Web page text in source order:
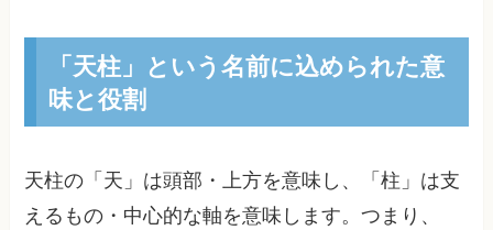
「天柱」という名前に込められた意
味と役割
天柱の「天」は頭部・上方を意味し、「柱」は支
えるもの・中心的な軸を意味します。つまり、